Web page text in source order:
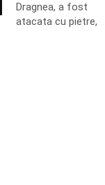
Dragnea, a fost
atacata cu pietre,